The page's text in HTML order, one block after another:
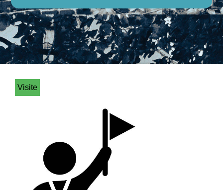
Visite